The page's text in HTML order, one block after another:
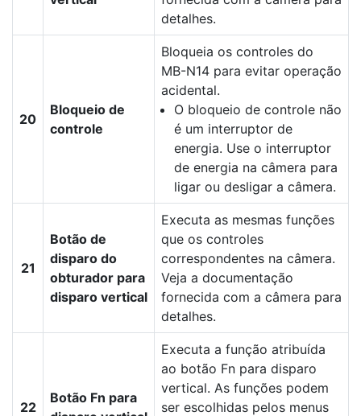
detalhes.
20
Bloqueio de
controle
Bloqueia os controles do
MB-N14 para evitar operação
acidental.
O bloqueio de controle não
é um interruptor de
energia. Use o interruptor
de energia na câmera para
ligar ou desligar a câmera.
21
Botão de
disparo do
obturador para
disparo vertical
Executa as mesmas funções
que os controles
correspondentes na câmera.
Veja a documentação
fornecida com a câmera para
detalhes.
22
Botão Fn para
Executa a função atribuída
ao botão Fn para disparo
vertical. As funções podem
ser escolhidas pelos menus